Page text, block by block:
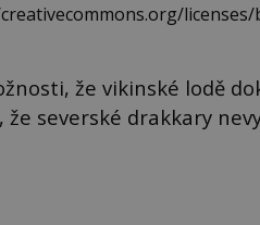
že vikinské lodě
severské drakkary